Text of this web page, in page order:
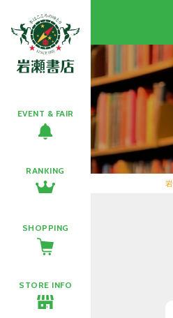
EVENT & FAIR
RANKING
SHOPPING
STORE INFO